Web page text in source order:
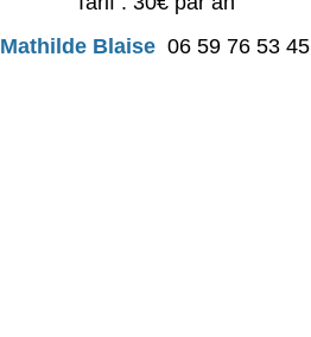
Mathilde Blaise 06 59 76 53 45